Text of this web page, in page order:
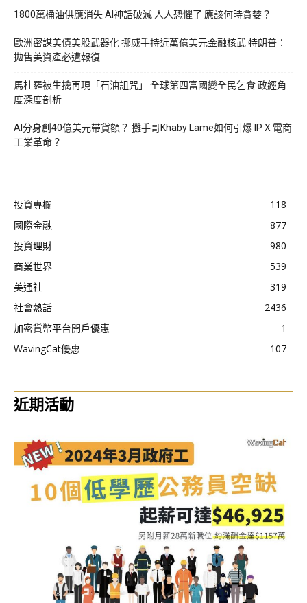
1800萬桶油供應消失 AI神話破滅 人人恐懼了 應該何時貪婪？
歐洲密謀美債美股武器化 挪威手持近萬億美元金融核武 特朗普：
拋售美資產必遭報復
馬杜羅被生擒再現「石油詛咒」 全球第四富國變全民乞食 政經角
度深度剖析
AI分身創40億美元帶貨額？ 攤手哥Khaby Lame如何引爆 IP X 電商
工業革命？
投資專欄
118
國際金融
877
投資理財
980
商業世界
539
美通社
319
社會熱話
2436
加密貨幣平台開戶優惠
1
WavingCat優惠
107
近期活動